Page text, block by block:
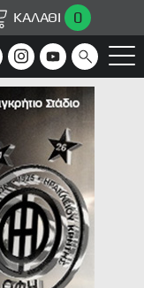
ΚΑΛΑΘΙ 0